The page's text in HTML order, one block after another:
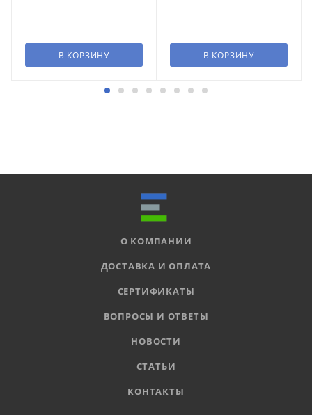
В КОРЗИНУ В КОРЗИНУ
О КОМПАНИИ
ДОСТАВКА И ОПЛАТА
СЕРТИФИКАТЫ
ВОПРОСЫ И ОТВЕТЫ
НОВОСТИ
СТАТЬИ
КОНТАКТЫ